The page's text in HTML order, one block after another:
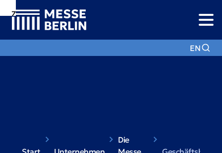
Zur
Navigation
Zur
Suche
Zum
Hauptinhalt
EN
Die